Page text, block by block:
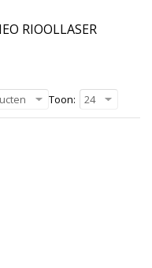
RIOOLLASER
Toon: 24